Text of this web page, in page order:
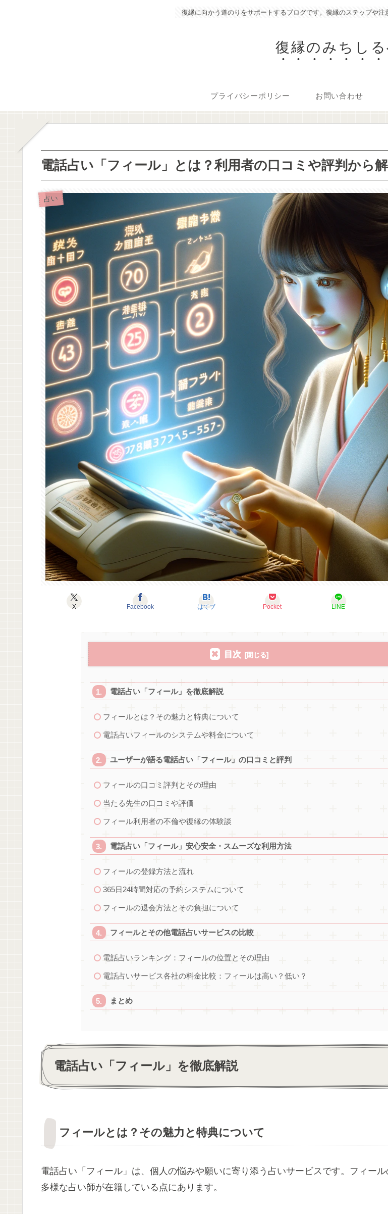
復縁に向かう道のりをサポートするブログです。復縁のステップや注
復縁のみちしる
プライバシーポリシー お問い合わせ
電話占い「フィール」とは？利用者の口コミや評判から
占い
X Facebook はてブ Pocket LINE
目次
電話占い「フィール」を徹底解説
フィールとは？その魅力と特典について
電話占いフィールのシステムや料金について
ユーザーが語る電話占い「フィール」の口コミと評判
フィールの口コミ評判とその理由
当たる先生の口コミや評価
フィール利用者の不倫や復縁の体験談
電話占い「フィール」安心安全・スムーズな利用方法
フィールの登録方法と流れ
365日24時間対応の予約システムについて
フィールの退会方法とその負担について
フィールとその他電話占いサービスの比較
電話占いランキング：フィールの位置とその理由
電話占いサービス各社の料金比較：フィールは高い？低い？
まとめ
電話占い「フィール」を徹底解説
フィールとは？その魅力と特典について
電話占い「フィール」は、個人の悩みや願いに寄り添う占いサービスです。フィール
多様な占い師が在籍している点にあります。